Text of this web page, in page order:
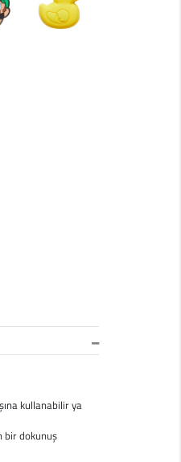
kullanabilir ya
bir dokunuş